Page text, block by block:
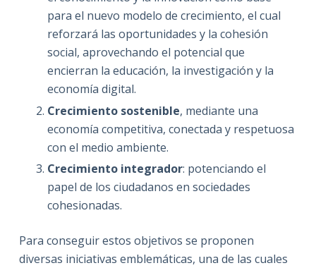
para el nuevo modelo de crecimiento, el cual
reforzará las oportunidades y la cohesión
social, aprovechando el potencial que
encierran la educación, la investigación y la
economía digital.
Crecimiento sostenible, mediante una
economía competitiva, conectada y respetuosa
con el medio ambiente.
Crecimiento integrador: potenciando el
papel de los ciudadanos en sociedades
cohesionadas.
Para conseguir estos objetivos se proponen
diversas iniciativas emblemáticas, una de las cuales